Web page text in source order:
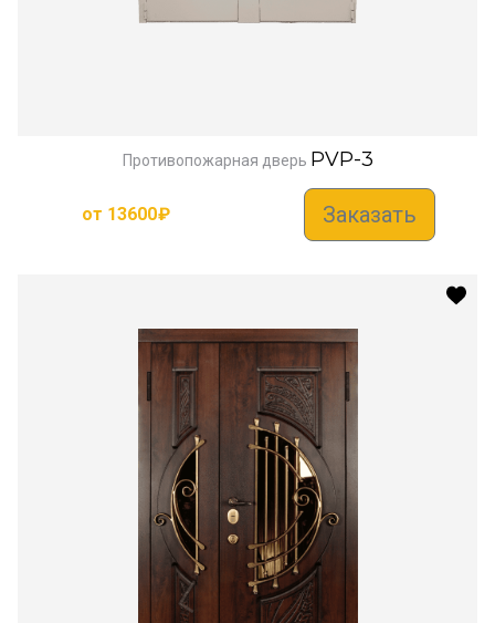
Противопожарная дверь PVP-3
от 13600₽ Заказать